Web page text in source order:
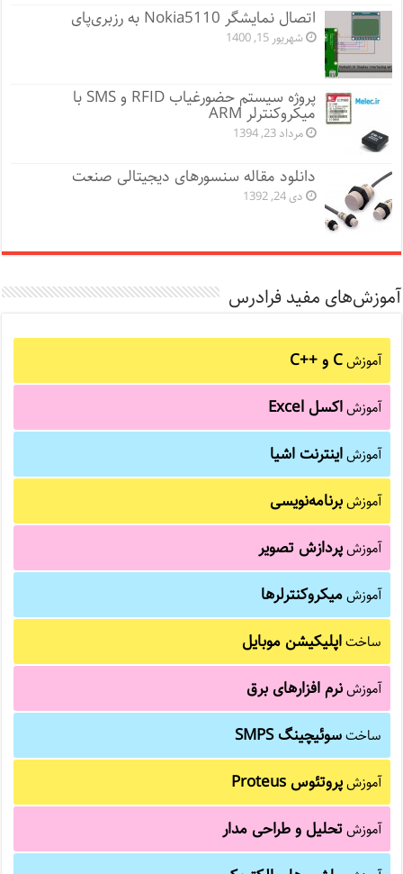
اتصال نمایشگر Nokia5110 به رزبری‌پای
شهریور 15, 1400
پروژه سیستم حضورغیاب RFID و SMS با
میکروکنترلر ARM
مرداد 23, 1394
دانلود مقاله سنسورهای دیجیتالی صنعت
دی 24, 1392
آموزش‌های مفید فرادرس
آموزشC و C++‎
آموزشاکسل Excel
آموزشاینترنت اشیا
آموزشبرنامه‌نویسی
آموزشپردازش تصویر
آموزشمیکروکنترلرها
ساختاپلیکیشن موبایل
آموزشنرم افزارهای برق
ساختسوئیچینگ SMPS
آموزشپروتئوس Proteus
آموزشتحلیل و طراحی مدار